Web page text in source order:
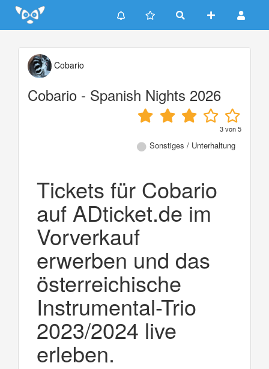
Update cookies preferences
Cobario
Cobario - Spanish Nights 2026
3von5
Sonstiges / Unterhaltung
Tickets für Cobario
auf ADticket.de im
Vorverkauf
erwerben und das
österreichische
Instrumental-Trio
2023/2024 live
erleben.